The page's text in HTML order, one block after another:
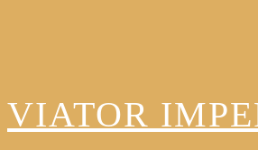
VIATOR